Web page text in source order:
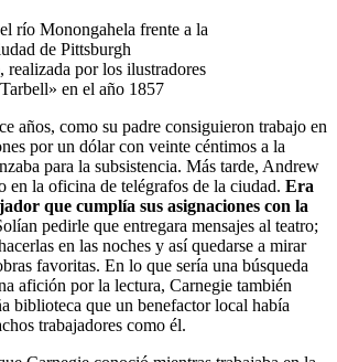
río Monongahela frente a la
de Pittsburgh
realizada por los ilustradores
en el año 1857
años, como su padre consiguieron trabajo en
por un dólar con veinte céntimos a la
para la subsistencia. Más tarde, Andrew
en la oficina de telégrafos de la ciudad. Era
que cumplía sus asignaciones con la
pedirle que entregara mensajes al teatro;
en las noches y así quedarse a mirar
favoritas. En lo que sería una búsqueda
afición por la lectura, Carnegie también
biblioteca que un benefactor local había
trabajadores como él.